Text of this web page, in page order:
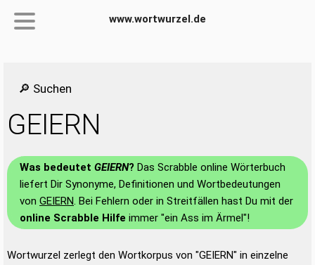
www.wortwurzel.de
🔎 Suchen
GEIERN
Was bedeutet GEIERN? Das Scrabble online Wörterbuch
liefert Dir Synonyme, Definitionen und Wortbedeutungen
von GEIERN. Bei Fehlern oder in Streitfällen hast Du mit der
online Scrabble Hilfe immer "ein Ass im Ärmel"!
Wortwurzel zerlegt den Wortkorpus von "GEIERN" in einzelne